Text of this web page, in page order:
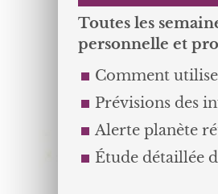
Toutes les
personnelle et
Comment
Prévisions des
Alerte planète
Étude détaillée